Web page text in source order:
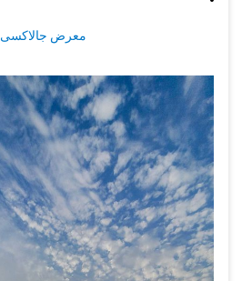
معرض جالاكسى